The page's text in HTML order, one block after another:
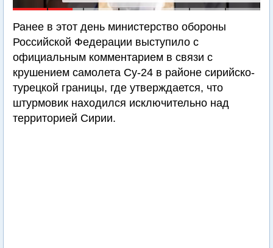
Ранее в этот день министерство обороны
Российской Федерации выступило с
официальным комментарием в связи с
крушением самолета Су-24 в районе сирийско-
турецкой границы, где утверждается, что
штурмовик находился исключительно над
территорией Сирии.